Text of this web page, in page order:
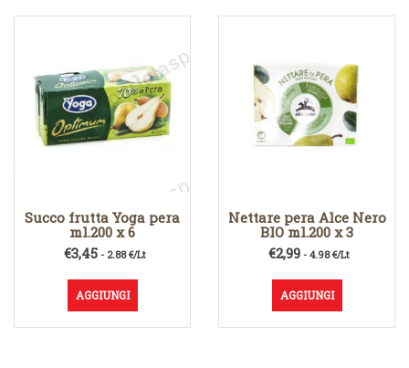
Succo frutta Yoga pera
ml.200 x 6
€3,45- 2.88 €/Lt
AGGIUNGI
Nettare pera Alce Nero
BIO ml.200 x 3
€2,99 - 4.98 €/Lt
AGGIUNGI